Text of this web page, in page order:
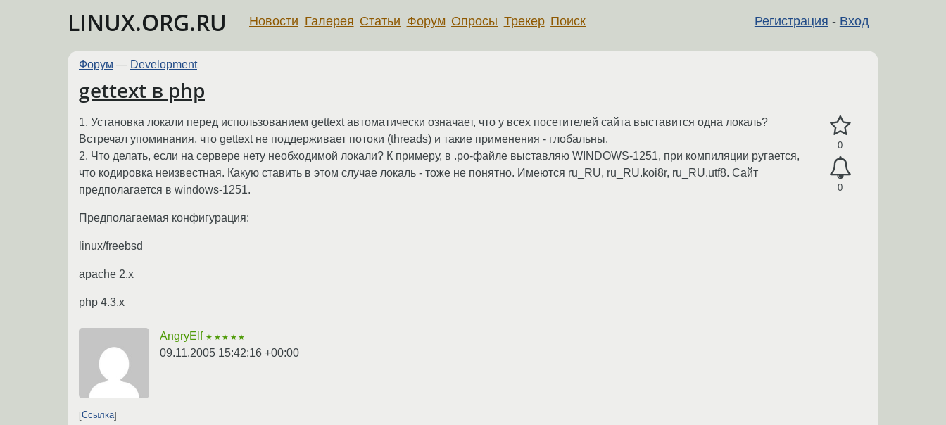
LINUX.ORG.RU Регистрация - Вход
Новости Галерея Статьи Форум Опросы Трекер Поиск
Форум — Development
gettext в php
0
0
1. Установка локали перед использованием gettext автоматически означает, что у всех посетителей сайта выставится одна локаль?
Встречал упоминания, что gettext не поддерживает потоки (threads) и такие применения - глобальны.
2. Что делать, если на сервере нету необходимой локали? К примеру, в .po-файле выставляю WINDOWS-1251, при компиляции ругается,
что кодировка неизвестная. Какую ставить в этом случае локаль - тоже не понятно. Имеются ru_RU, ru_RU.koi8r, ru_RU.utf8. Сайт
предполагается в windows-1251.
Предполагаемая конфигурация:
linux/freebsd
apache 2.x
php 4.3.x
AngryElf ★★★★★
09.11.2005 15:42:16 +00:00
Ссылка